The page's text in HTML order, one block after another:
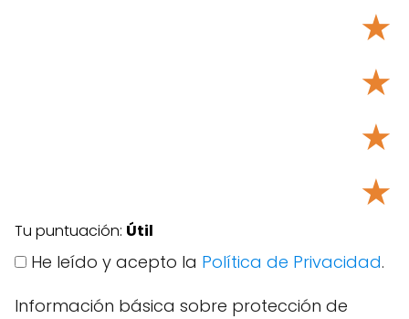
★
★
★
★
Tu puntuación: Útil
He leído y acepto la Política de Privacidad.
Información básica sobre protección de